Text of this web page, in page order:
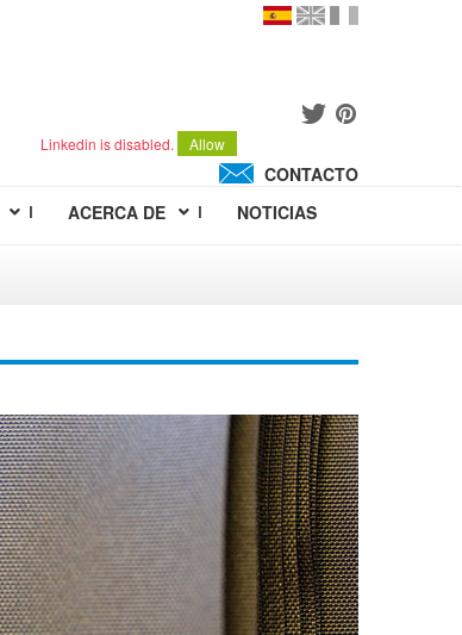
Linkedin is disabled. Allow
CONTACTO
ACERCA DE NOTICIAS